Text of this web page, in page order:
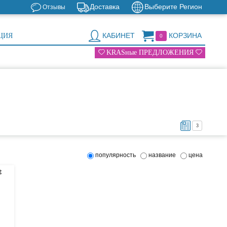
Выберите Регион
Доставка
Отзывы
0 КОРЗИНА
КАБИНЕТ
KRASные ПРЕДЛОЖЕНИЯ
3
популярность название цена